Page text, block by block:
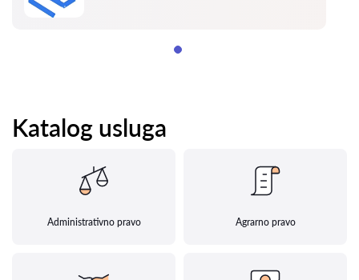
Katalog usluga
Administrativno pravo Agrarno pravo